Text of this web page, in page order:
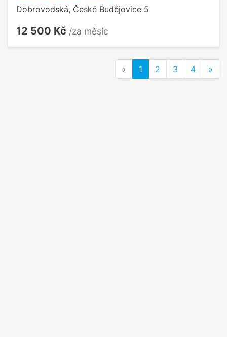
Dobrovodská, České Budějovice 5
12 500 Kč /za měsíc
« Previous
1 2 3 4 »